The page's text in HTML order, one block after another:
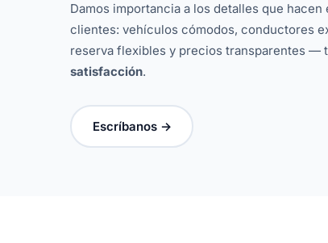
Damos importancia a los detalles que
clientes: vehículos cómodos, conductores
reserva flexibles y precios transparentes —
satisfacción.
Escríbanos →